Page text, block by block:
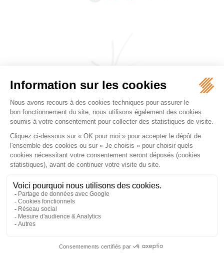
CABINET JEANJACQUES & DE PERTHUIS
FALGUEROLLES
Tél :05 62 27 70 14
Liens utiles Articles